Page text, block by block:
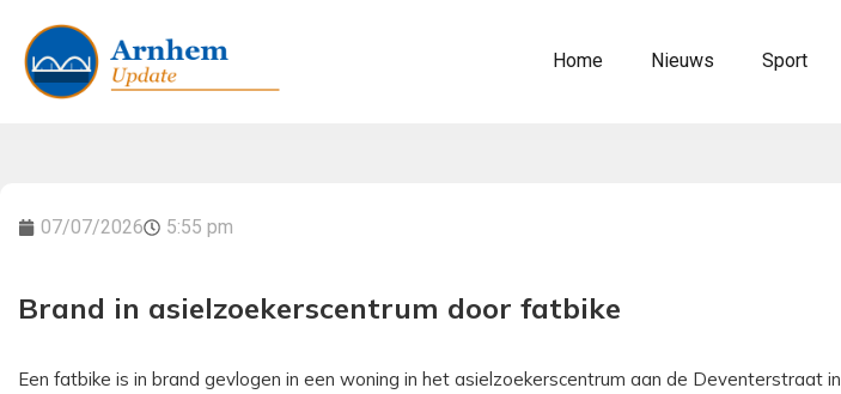
Home Nieuws Sport
07/07/2026 5:55 pm
Brand in asielzoekerscentrum door fatbike
Een fatbike is in brand gevlogen in een woning in het asielzoekerscentrum aan de Deventerstraat in